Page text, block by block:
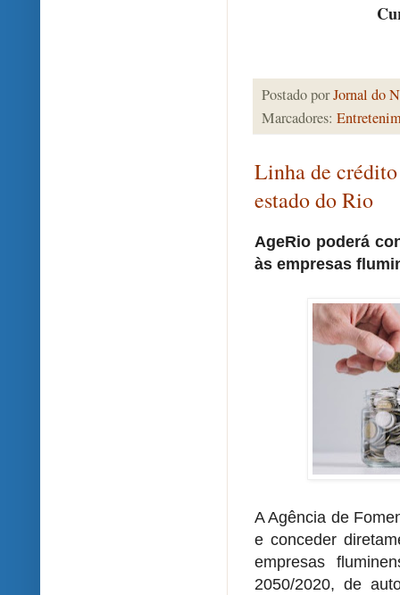
Postado porJornal do
Marcadores:
Linha de
estado do Rio
AgeRio poderá
às empresas
A Agência de
e conceder
empresas
2050/2020, de